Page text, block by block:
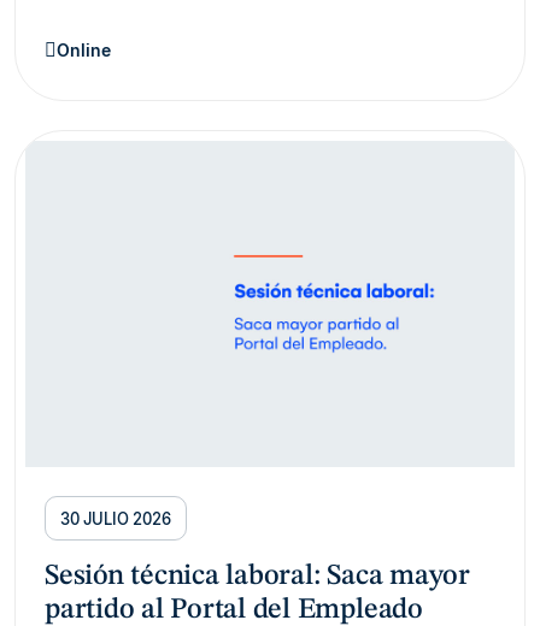
Online
30 JULIO 2026
Sesión técnica laboral: Saca mayor
partido al Portal del Empleado